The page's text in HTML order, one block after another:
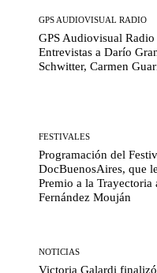
GPS AUDIOVISUAL RADIO
GPS Audiovisual
Entrevistas a Darío
Schwitter, Carmen
FESTIVALES
Programación del
DocBuenosAires, que
Premio a la Trayectoria
Fernández Mouján
NOTICIAS
Victoria Galardi